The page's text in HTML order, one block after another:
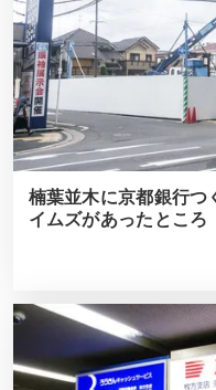
楠葉並木に京都銀行つ
イムズがあったところ